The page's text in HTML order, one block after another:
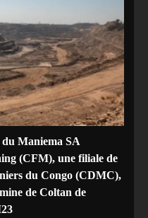
Maniema SA
(CFM), une filiale de
du Congo (CDMC),
de Coltan de